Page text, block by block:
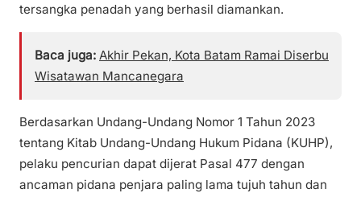
tersangka penadah yang berhasil diamankan.
Baca juga: Akhir Pekan, Kota Batam Ramai Diserbu
Wisatawan Mancanegara
Berdasarkan Undang-Undang Nomor 1 Tahun 2023
tentang Kitab Undang-Undang Hukum Pidana (KUHP),
pelaku pencurian dapat dijerat Pasal 477 dengan
ancaman pidana penjara paling lama tujuh tahun dan